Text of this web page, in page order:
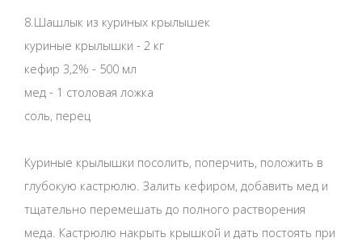
8.Шашлык из куриных крылышек
куриные крылышки - 2 кг
кефир 3,2% - 500 мл
мед - 1 столовая ложка
соль, перец
Куриные крылышки посолить, поперчить, положить в
глубокую кастрюлю. Залить кефиром, добавить мед и
тщательно перемешать до полного растворения
меда. Кастрюлю накрыть крышкой и дать постоять при